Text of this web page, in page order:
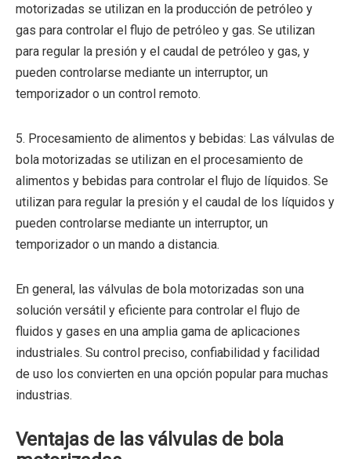
motorizadas se utilizan en la producción de petróleo y
gas para controlar el flujo de petróleo y gas. Se utilizan
para regular la presión y el caudal de petróleo y gas, y
pueden controlarse mediante un interruptor, un
temporizador o un control remoto.
5. Procesamiento de alimentos y bebidas: Las válvulas de
bola motorizadas se utilizan en el procesamiento de
alimentos y bebidas para controlar el flujo de líquidos. Se
utilizan para regular la presión y el caudal de los líquidos y
pueden controlarse mediante un interruptor, un
temporizador o un mando a distancia.
En general, las válvulas de bola motorizadas son una
solución versátil y eficiente para controlar el flujo de
fluidos y gases en una amplia gama de aplicaciones
industriales. Su control preciso, confiabilidad y facilidad
de uso los convierten en una opción popular para muchas
industrias.
Ventajas de las válvulas de bola